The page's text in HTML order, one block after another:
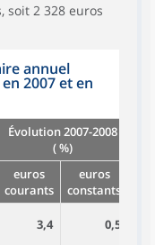
soit 2 328 euros
annuel
2007 et en
Évolution 2007-2008
( %)
euros
courants
euros
constants
3,4 0,5